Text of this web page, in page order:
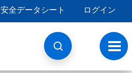
安全データシート ログイン
ト
グ
ル